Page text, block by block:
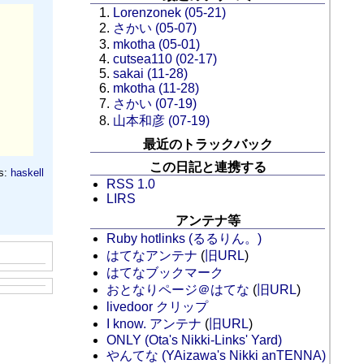
haskell
Lorenzonek (05-21)
さかい (05-07)
mkotha (05-01)
cutsea110 (02-17)
sakai (11-28)
mkotha (11-28)
さかい (07-19)
山本和彦 (07-19)
最近のトラックバック
この日記と連携する
RSS 1.0
LIRS
アンテナ等
Ruby hotlinks (るるりん。)
はてなアンテナ ( 旧URL)
はてなブックマーク
おとなりページ＠はてな ( 旧URL)
livedoor クリップ
I know. アンテナ ( 旧URL)
ONLY (Ota's Nikki-Links' Yard)
やんてな (YAizawa's Nikki anTENNA)